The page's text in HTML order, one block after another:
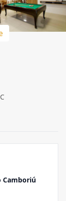
Camboriú